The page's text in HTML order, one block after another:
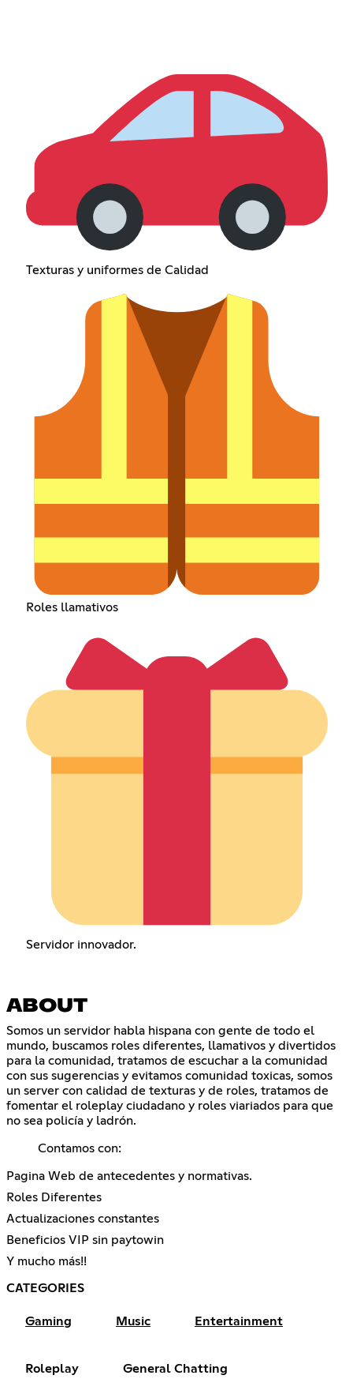
Texturas y uniformes de Calidad
Roles llamativos
Servidor innovador.
ABOUT
Somos un servidor habla hispana con gente de todo el
mundo, buscamos roles diferentes, llamativos y divertidos
para la comunidad, tratamos de escuchar a la comunidad
con sus sugerencias y evitamos comunidad toxicas, somos
un server con calidad de texturas y de roles, tratamos de
fomentar el roleplay ciudadano y roles viariados para que
no sea policía y ladrón.
Contamos con:
Pagina Web de antecedentes y normativas.
Roles Diferentes
Actualizaciones constantes
Beneficios VIP sin paytowin
Y mucho más!!
CATEGORIES
Gaming Music Entertainment
Roleplay General Chatting